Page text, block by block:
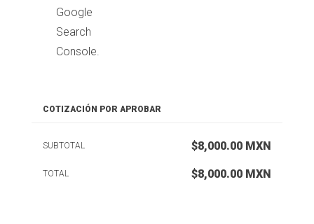
Google
Search
Console.
COTIZACIÓN POR APROBAR
SUBTOTAL $8,000.00 MXN
TOTAL $8,000.00 MXN